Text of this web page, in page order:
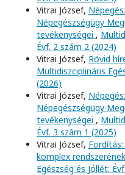
Vitrai József,
Népegészségügy
tevékenységei ,
Évf. 2 szám 2 (2024)
Vitrai József, Rövid
Multidiszciplináris
(2026)
Vitrai József,
Népegészségügy
tevékenységei ,
Évf. 3 szám 1 (2025)
Vitrai József,
komplex
Egészség és Jóllét: